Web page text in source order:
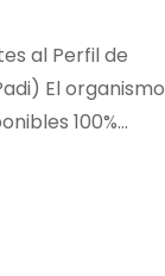
al Perfil de
El organismo
100%…